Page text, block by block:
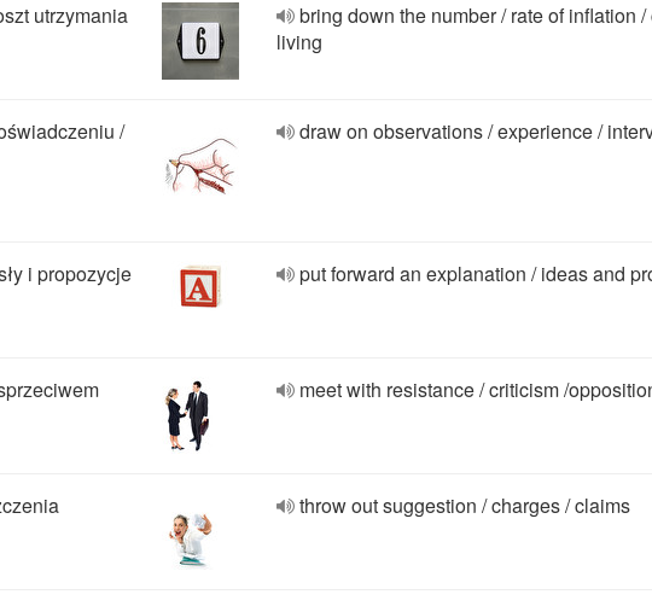
utrzymania
bring down the number / rate of inflation /
living
/
draw on observations / experience /
i propozycje put forward an explanation / ideas and
meet with resistance / criticism /
throw out suggestion / charges / claims